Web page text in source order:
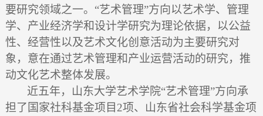
要研究领域之一。“艺术管理”方向以艺术学、管理
学、产业经济学和设计学研究为理论依据，以公益
性、经营性以及艺术文化创意活动为主要研究对
象，意在通过艺术管理和产业运营活动的研究，推
动文化艺术整体发展。
近五年，山东大学艺术学院“艺术管理”方向承
担了国家社科基金项目 2项、山东省社会科学基金项